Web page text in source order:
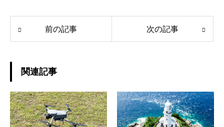
前の記事 次の記事
関連記事